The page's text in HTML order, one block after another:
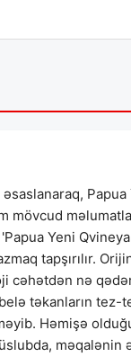
mövcud
Yeni
tapşırılır.
cəhətdən nə
təkanların
Həmişə
məqalənin